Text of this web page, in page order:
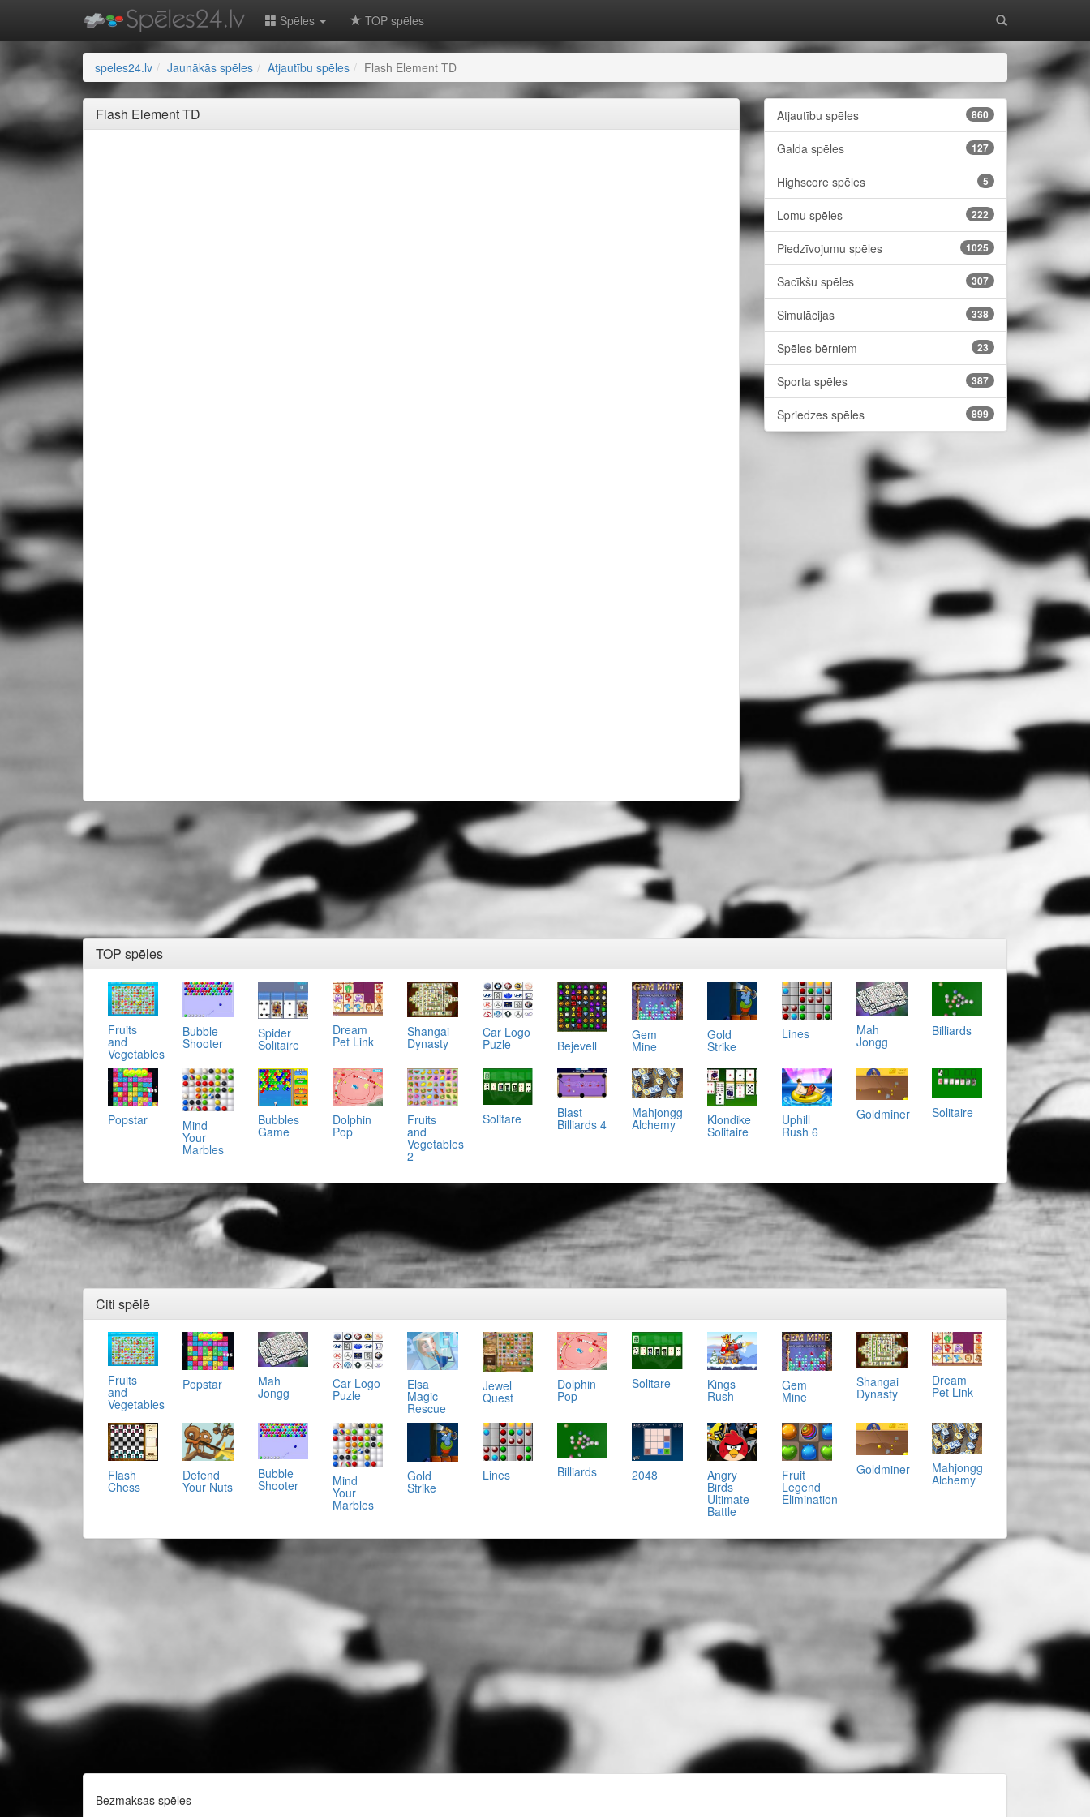
Spēles TOP spēles
speles24.lv Jaunākās spēles Atjautību spēles Flash Element TD
Flash Element TD Atjautību spēles 860
Galda spēles 127
Highscore spēles 5
Lomu spēles 222
Piedzīvojumu spēles 1025
Sacīkšu spēles 307
Simulācijas 338
Spēles bērniem 23
Sporta spēles 387
Spriedzes spēles 899
TOP spēles
Fruits
and
Vegetables
Bubble
Shooter
Spider
Solitaire
Dream
Pet Link
Shangai
Dynasty
Car Logo
Puzle Bejevell
Gem
Mine
Gold
Strike
Lines Mah
Jongg
Billiards
Popstar Mind
Your
Marbles
Bubbles
Game
Dolphin
Pop
Fruits
and
Vegetables
2
Solitare Blast
Billiards 4
Mahjongg
Alchemy Klondike
Solitaire
Uphill
Rush 6
Goldminer Solitaire
Citi spēlē
Fruits
and
Vegetables
Popstar Mah
Jongg
Car Logo
Puzle
Elsa
Magic
Rescue
Jewel
Quest
Dolphin
Pop
Solitare Kings
Rush
Gem
Mine
Shangai
Dynasty
Dream
Pet Link
Flash
Chess
Defend
Your Nuts
Bubble
Shooter Mind
Your
Marbles
Gold
Strike
Lines Billiards 2048 Angry
Birds
Ultimate
Battle
Fruit
Legend
Elimination
Goldminer Mahjongg
Alchemy
Bezmaksas spēles